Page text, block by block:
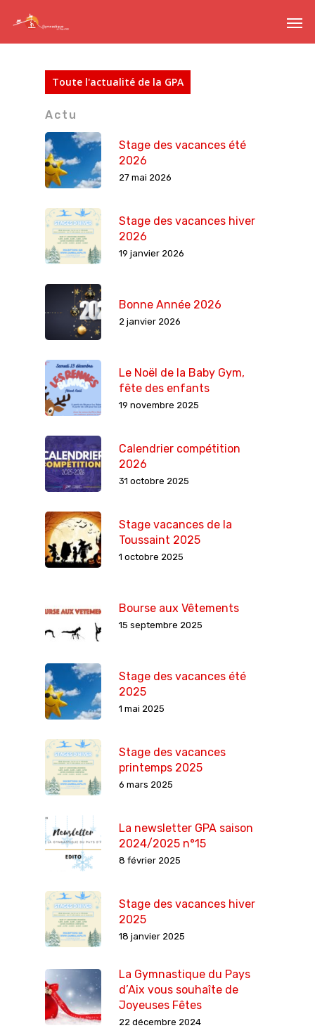
Toute l'actualité de la GPA
Actu
Stage des vacances été
2026
27 mai 2026
Stage des vacances hiver
2026
19 janvier 2026
Bonne Année 2026
2 janvier 2026
Le Noël de la Baby Gym,
fête des enfants
19 novembre 2025
Calendrier compétition
2026
31 octobre 2025
Stage vacances de la
Toussaint 2025
1 octobre 2025
Bourse aux Vêtements
15 septembre 2025
Stage des vacances été
2025
1 mai 2025
Stage des vacances
printemps 2025
6 mars 2025
La newsletter GPA saison
2024/2025 n°15
8 février 2025
Stage des vacances hiver
2025
18 janvier 2025
La Gymnastique du Pays
d’Aix vous souhaîte de
Joyeuses Fêtes
22 décembre 2024